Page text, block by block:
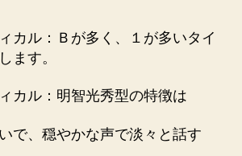
カル：Ｂが多く、１が多いタイ
ます。
カル：明智光秀型の特徴は
で、穏やかな声で淡々と話す